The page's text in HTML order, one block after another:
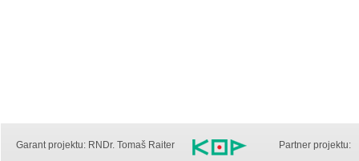
Garant projektu: RNDr. Tomaš Raiter Partner projektu: